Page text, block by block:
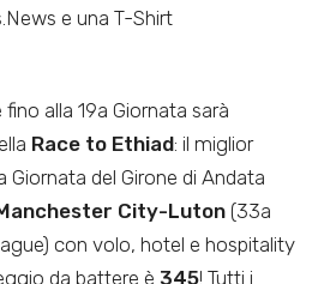
e una T-Shirt
alla 19a Giornata sarà
Race to Ethiad: il miglior
del Girone di Andata
City-Luton (33a
con volo, hotel e hospitality
da battere è 345! Tutti i